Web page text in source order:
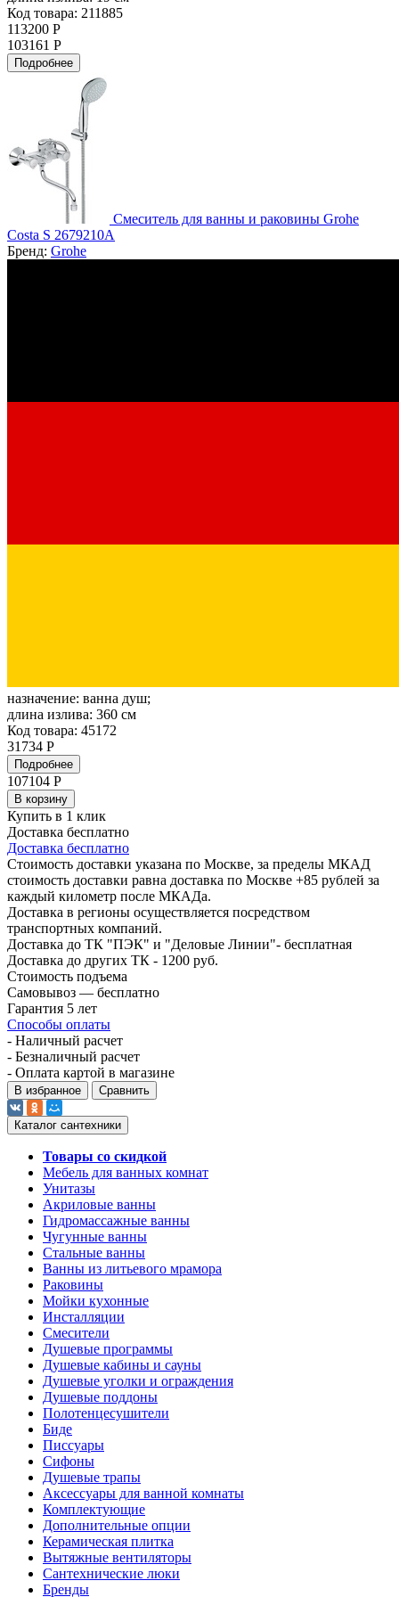
Код товара: 211885
113200 Р
103161 Р
Подробнее
Смеситель для ванны и раковины Grohe
Costa S 2679210A
Бренд: Grohe
назначение: ванна душ;
длина излива: 360 см
Код товара: 45172
31734 Р
Подробнее
107104 Р
В корзину
Купить в 1 клик
Доставка бесплатно
Доставка бесплатно
Стоимость доставки указана по Москве, за пределы МКАД
стоимость доставки равна доставка по Москве +85 рублей за
каждый километр после МКАДа.
Доставка в регионы осуществляется посредством
транспортных компаний.
Доставка до ТК "ПЭК" и "Деловые Линии"- бесплатная
Доставка до других ТК - 1200 руб.
Стоимость подъема
Самовывоз — бесплатно
Гарантия 5 лет
Способы оплаты
- Наличный расчет
- Безналичный расчет
- Оплата картой в магазине
В избранное Сравнить
Каталог сантехники
Товары со скидкой
Мебель для ванных комнат
Унитазы
Акриловые ванны
Гидромассажные ванны
Чугунные ванны
Стальные ванны
Ванны из литьевого мрамора
Раковины
Мойки кухонные
Инсталляции
Смесители
Душевые программы
Душевые кабины и сауны
Душевые уголки и ограждения
Душевые поддоны
Полотенцесушители
Биде
Писсуары
Сифоны
Душевые трапы
Аксессуары для ванной комнаты
Комплектующие
Дополнительные опции
Керамическая плитка
Вытяжные вентиляторы
Сантехнические люки
Бренды